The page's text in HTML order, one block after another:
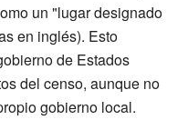
un "lugar designado
en inglés). Esto
de Estados
del censo, aunque no
gobierno local.